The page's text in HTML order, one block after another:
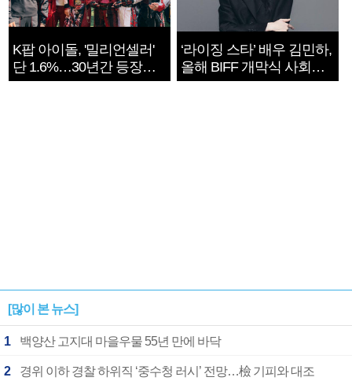
K팝 아이돌, '밀리언셀러'
단 1.6%…30년간 등장
1182개팀 전수조사
‘라이징 스타’ 배우 김민하,
올해 BIFF 개막식 사회자
확정
[많이 본 뉴스]
1 백양산 고지대 마을우물 55년 만에 바닥
2 경위 이하 경찰 하위직 ‘중수청 러시’ 전망…檢 기피와 대조